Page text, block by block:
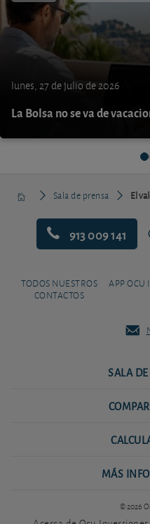
lunes, 27 de julio de 2026
La Bolsa no se va de
Sala de prensa El
913 009 141
TODOS NUESTROS
CONTACTOS
APP OCU
SALA
MÁS
© 2026